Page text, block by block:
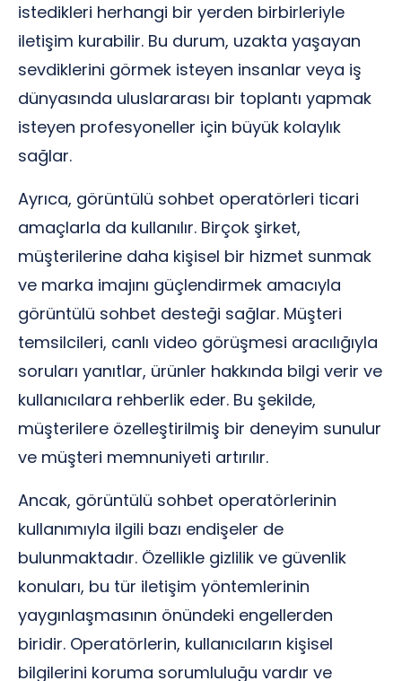
istedikleri herhangi bir yerden birbirleriyle
iletişim kurabilir. Bu durum, uzakta yaşayan
sevdiklerini görmek isteyen insanlar veya iş
dünyasında uluslararası bir toplantı yapmak
isteyen profesyoneller için büyük kolaylık
sağlar.
Ayrıca, görüntülü sohbet operatörleri ticari
amaçlarla da kullanılır. Birçok şirket,
müşterilerine daha kişisel bir hizmet sunmak
ve marka imajını güçlendirmek amacıyla
görüntülü sohbet desteği sağlar. Müşteri
temsilcileri, canlı video görüşmesi aracılığıyla
soruları yanıtlar, ürünler hakkında bilgi verir ve
kullanıcılara rehberlik eder. Bu şekilde,
müşterilere özelleştirilmiş bir deneyim sunulur
ve müşteri memnuniyeti artırılır.
Ancak, görüntülü sohbet operatörlerinin
kullanımıyla ilgili bazı endişeler de
bulunmaktadır. Özellikle gizlilik ve güvenlik
konuları, bu tür iletişim yöntemlerinin
yaygınlaşmasının önündeki engellerden
biridir. Operatörlerin, kullanıcıların kişisel
bilgilerini koruma sorumluluğu vardır ve